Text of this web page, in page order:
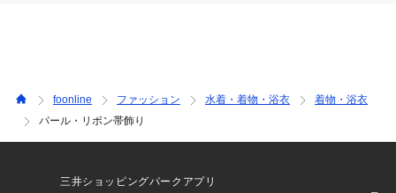
foonline ファッション 水着・着物・浴衣
着物・浴衣
パール・リボン帯飾り
三井ショッピングパークアプリ